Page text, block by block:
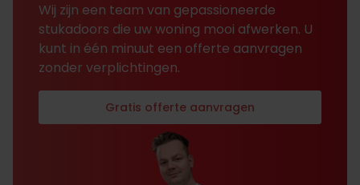
Wij zijn een team van gepassioneerde
stukadoors die uw woning mooi afwerken. U
kunt in één minuut een offerte aanvragen
zonder verplichtingen.
Gratis offerte aanvragen